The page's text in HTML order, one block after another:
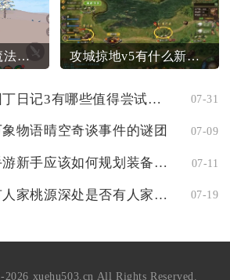
创造与魔法获取魔法龙涎草需要花费多少时间 攻城掠地v5有什么新的游戏任务
第五人格园丁日记3有哪些值得尝试的策略 07-31
物语晴空奇谈事件的谜团 07-09
火影忍者手游新手应该如何规划装备搭配 07-11
桃源深处有人家桃源深处是否有人家探秘攻略 07-19
xuehu503.cn All Rights Reserved.